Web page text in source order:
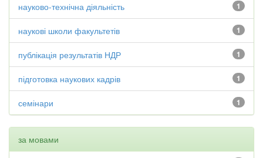
1
науково-технічна діяльність
1
наукові школи факультетів
1
публікація результатів НДР
1
підготовка наукових кадрів
1
семінари
за мовами